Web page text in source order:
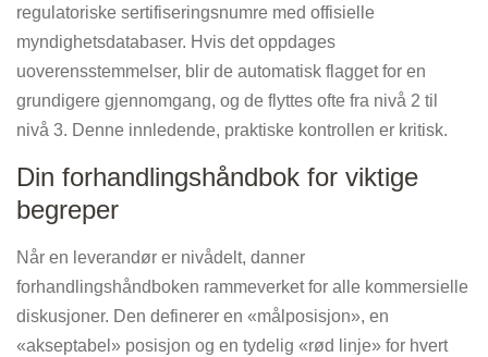
regulatoriske sertifiseringsnumre med offisielle
myndighetsdatabaser. Hvis det oppdages
uoverensstemmelser, blir de automatisk flagget for en
grundigere gjennomgang, og de flyttes ofte fra nivå 2 til
nivå 3. Denne innledende, praktiske kontrollen er kritisk.
Din forhandlingshåndbok for viktige
begreper
Når en leverandør er nivådelt, danner
forhandlingshåndboken rammeverket for alle kommersielle
diskusjoner. Den definerer en «målposisjon», en
«akseptabel» posisjon og en tydelig «rød linje» for hvert